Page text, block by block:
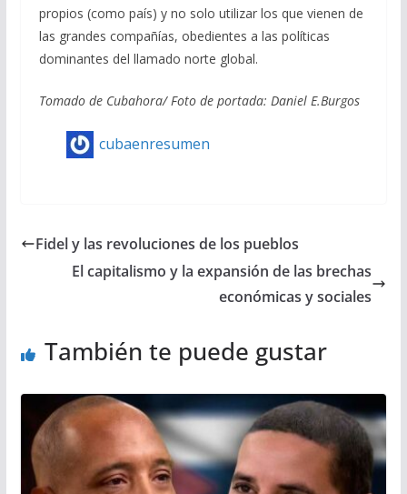
propios (como país) y no solo utilizar los que vienen de
las grandes compañías, obedientes a las políticas
dominantes del llamado norte global.
Tomado de Cubahora/ Foto de portada: Daniel E.Burgos
cubaenresumen
Fidel y las revoluciones de los pueblos
El capitalismo y la expansión de las brechas
económicas y sociales
También te puede gustar